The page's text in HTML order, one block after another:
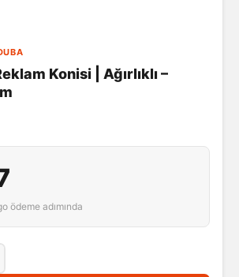
Konisi | Ağırlıklı –
ödeme adımında